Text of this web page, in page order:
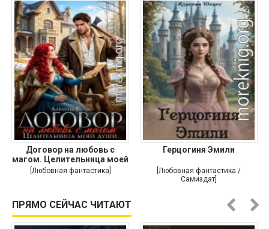
Договор на любовь с
магом. Целительница моей
души
[Любовная фантастика]
Герцогиня Эмили
[Любовная фантастика /
Самиздат]
ПРЯМО СЕЙЧАС ЧИТАЮТ